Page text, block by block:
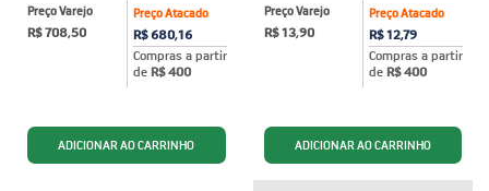
Preço Atacado
R$ 680,16
Compras a partir
de R$ 400
Preço Varejo
R$ 708,50
Preço Atacado
R$ 12,79
Compras a partir
de R$ 400
Preço Varejo
R$ 13,90